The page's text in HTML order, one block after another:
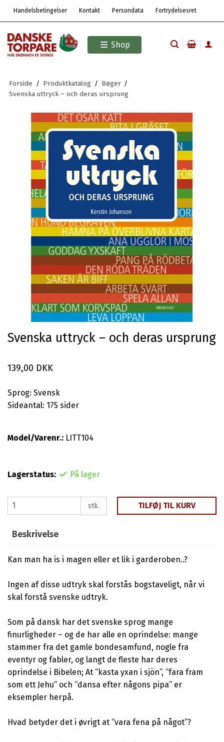
Handelsbetingelser Kontakt Persondata Fortrydelsesret
Shop
Forside / Produktkatalog / Bøger /
Svenska uttryck – och deras ursprung
Svenska uttryck – och deras ursprung
139,00 DKK
Sprog: Svensk
Sideantal: 175 sider
Model/Varenr.: LITT104
Lagerstatus: På lager
stk. TILFØJ TIL KURV
Beskrivelse
Kan man ha is i magen eller et lik i garderoben..?
Ingen af ​​disse udtryk skal forstås bogstaveligt, når vi
skal forstå svenske udtryk.
Som på dansk har det svenske sprog mange
finurligheder – og de har alle en oprindelse: mange
stammer fra det gamle bondesamfund, nogle fra
eventyr og fabler, og langt de fleste har deres
oprindelse i Bibelen; At “kasta yxan i sjön”, “fara fram
som ett Jehu” och “dansa efter någons pipa” er
eksempler herpå.
Hvad betyder det i øvrigt at “vara fena på något”?